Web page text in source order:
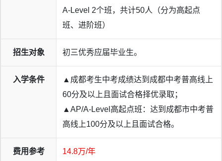
A-Level 2个班，共计50人（分为高起点
班、进阶班）
招生对象 初三优秀应届毕业生。
入学条件
▲成都考生中考成绩达到成都中考普高线上
60分及以上且面试合格择优录取；
▲AP/A-Level高起点班：达到成都市中考普
高线上100分及以上且面试合格。
费用参考
14.8万/年